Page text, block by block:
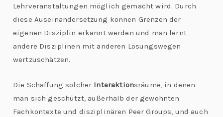
Lehrveranstaltungen möglich gemacht wird. Durch
diese Auseinandersetzung können Grenzen der
eigenen Disziplin erkannt werden und man lernt
andere Disziplinen mit anderen Lösungswegen
wertzuschätzen.
Die Schaffung solcher Interaktionsräume, in denen
man sich geschützt, außerhalb der gewohnten
Fachkontexte und disziplinären Peer Groups, und auch